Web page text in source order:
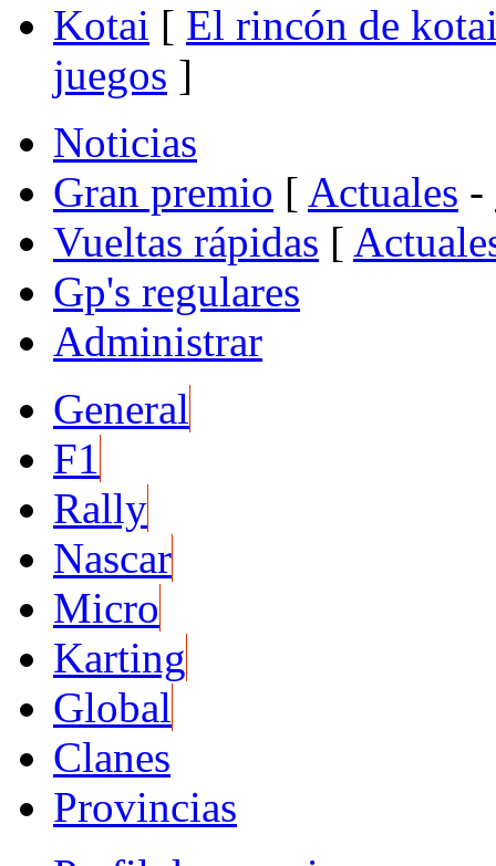
Kotai [ El rincón de
juegos ]
Noticias
Gran premio [ Actuales -
Vueltas rápidas [
Gp's regulares
Administrar
General
F1
Rally
Nascar
Micro
Karting
Global
Clanes
Provincias